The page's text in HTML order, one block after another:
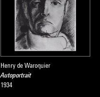
Henry de Waroquier
Autoportrait
1934